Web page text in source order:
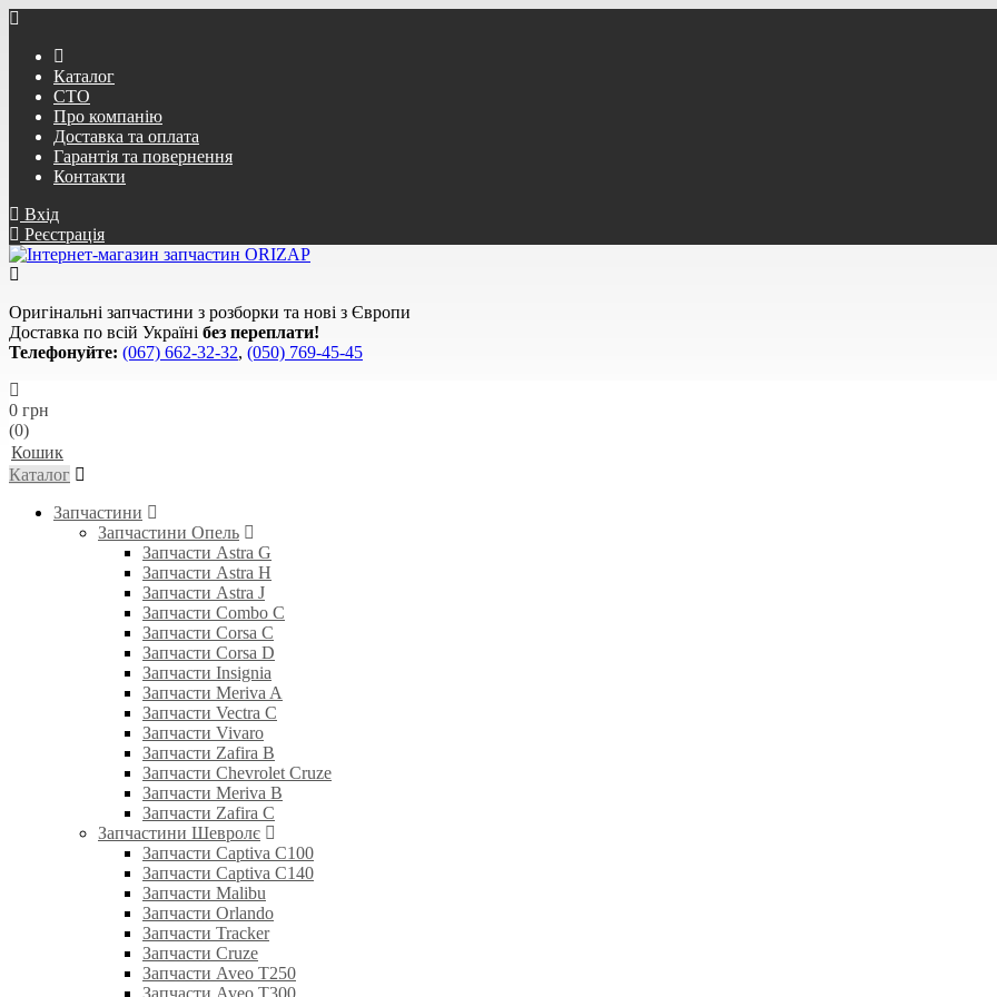
Каталог
СТО
Про компанію
Доставка та оплата
Гарантія та повернення
Контакти
Вхід
Реєстрація
Оригінальні запчастини з розборки та нові з Європи
Доставка по всій Україні без переплати!
Телефонуйте: (067) 662-32-32, (050) 769-45-45
0 грн
(0)
Кошик
Каталог
Запчастини
Запчастини Опель
Запчасти Astra G
Запчасти Astra H
Запчасти Astra J
Запчасти Combo C
Запчасти Corsa C
Запчасти Corsa D
Запчасти Insignia
Запчасти Meriva A
Запчасти Vectra C
Запчасти Vivaro
Запчасти Zafira B
Запчасти Chevrolet Cruze
Запчасти Meriva B
Запчасти Zafira C
Запчастини Шевролє
Запчасти Captiva C100
Запчасти Captiva C140
Запчасти Malibu
Запчасти Orlando
Запчасти Tracker
Запчасти Cruze
Запчасти Aveo T250
Запчасти Aveo T300